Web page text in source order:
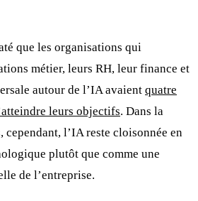
que les organisations qui
métier, leurs RH, leur finance et
autour de l’IA avaient quatre
leurs objectifs. Dans la
cependant, l’IA reste cloisonnée en
plutôt que comme une
de l’entreprise.